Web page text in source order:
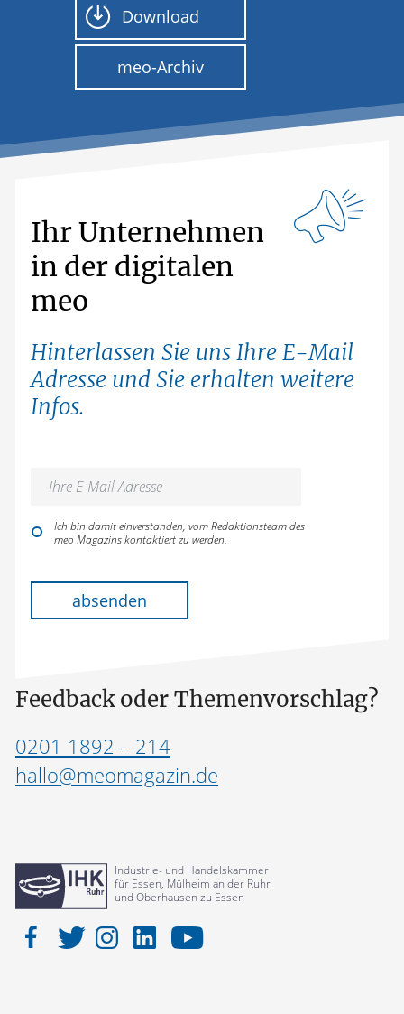
Download
meo-Archiv
Ihr Unternehmen
in der digitalen
meo
Hinterlassen Sie uns Ihre E-Mail
Adresse und Sie erhalten weitere
Infos.
Ich bin damit einverstanden, vom Redaktionsteam des
meo Magazins kontaktiert zu werden.
absenden
Feedback oder Themenvorschlag?
0201 1892 – 214
hallo@meomagazin.de
Industrie- und Handelskammer
für Essen, Mülheim an der Ruhr
und Oberhausen zu Essen